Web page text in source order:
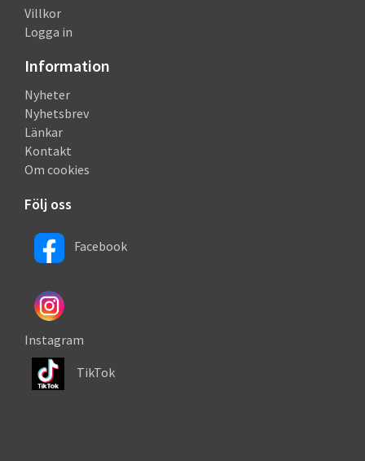
Villkor
Logga in
Information
Nyheter
Nyhetsbrev
Länkar
Kontakt
Om cookies
Följ oss
Facebook
Instagram
TikTok